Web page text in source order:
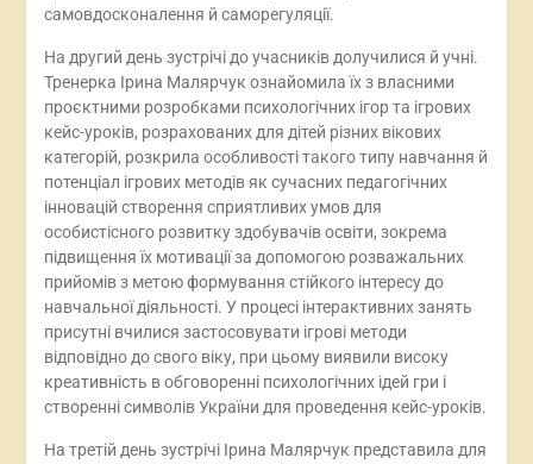
самовдосконалення й саморегуляції.
На другий день зустрічі до учасників долучилися й учні.
Тренерка Ірина Малярчук ознайомила їх з власними
проєктними розробками психологічних ігор та ігрових
кейс-уроків, розрахованих для дітей різних вікових
категорій, розкрила особливості такого типу навчання й
потенціал ігрових методів як сучасних педагогічних
інновацій створення сприятливих умов для
особистісного розвитку здобувачів освіти, зокрема
підвищення їх мотивації за допомогою розважальних
прийомів з метою формування стійкого інтересу до
навчальної діяльності. У процесі інтерактивних занять
присутні вчилися застосовувати ігрові методи
відповідно до свого віку, при цьому виявили високу
креативність в обговоренні психологічних ідей гри і
створенні символів України для проведення кейс-уроків.
На третій день зустрічі Ірина Малярчук представила для